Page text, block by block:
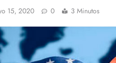
15, 2020 0 3 Minutos
para la regulación
sociales estará lista a
agosto: Sheinbaum